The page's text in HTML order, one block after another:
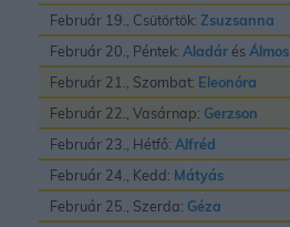
Február 19., Csütörtök: Zsuzsanna
Február 20., Péntek: Aladár ésÁlmos
Február 21., Szombat: Eleonóra
Február 22., Vasárnap: Gerzson
Február 23., Hétfő: Alfréd
Február 24., Kedd: Mátyás
Február 25., Szerda: Géza